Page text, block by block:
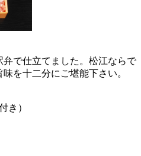
で仕立てました。松江ならで
を十二分にご堪能下さい。
き）